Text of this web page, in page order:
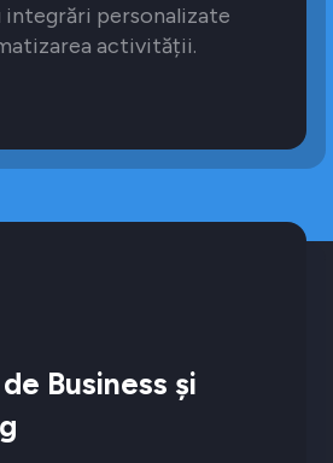
personalizate
activității.
Business și